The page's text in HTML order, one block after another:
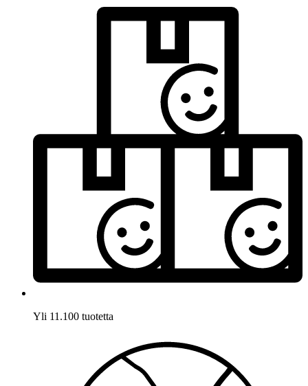
Yli 11.100 tuotetta